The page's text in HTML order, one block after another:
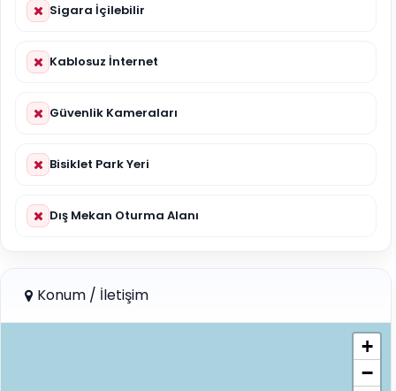
Sigara İçilebilir
Kablosuz İnternet
Güvenlik Kameraları
Bisiklet Park Yeri
Dış Mekan Oturma Alanı
Konum / İletişim
+
−